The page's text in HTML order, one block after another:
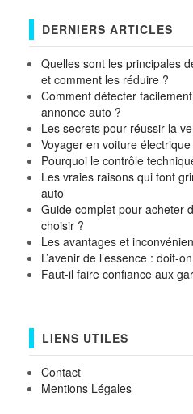
DERNIERS ARTICLES
Quelles sont les principales
et comment les réduire ?
Comment détecter
annonce auto ?
Les secrets pour réussir la
Voyager en voiture
Pourquoi le contrôle
Les vraies raisons qui font
auto
Guide complet pour acheter
choisir ?
Les avantages et
L’avenir de l’essence : doit-
Faut-il faire confiance aux
LIENS UTILES
Contact
Mentions Légales